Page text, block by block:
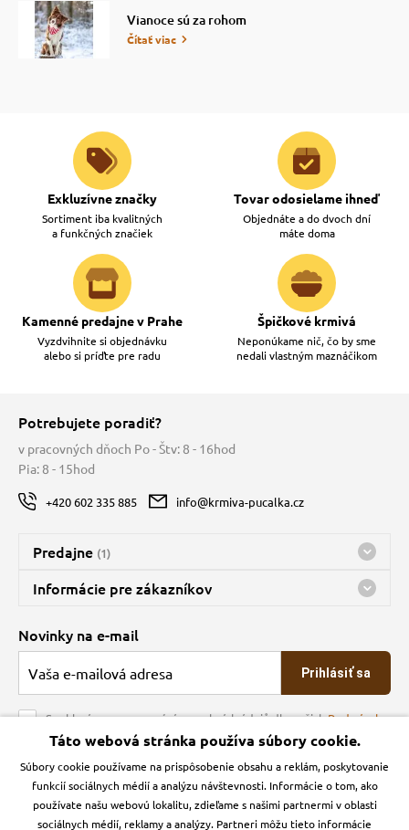
Vianoce sú za rohom
Čítať viac
Exkluzívne značky
Sortiment iba kvalitných
a funkčných značiek
Tovar odosielame ihneď
Objednáte a do dvoch dní
máte doma
Kamenné predajne v Prahe
Vyzdvihnite si objednávku
alebo si príďte pre radu
Špičkové krmivá
Neponúkame nič, čo by sme
nedali vlastným maznáčikom
Potrebujete poradiť?
v pracovných dňoch Po - Štv: 8 - 16hod
Pia: 8 - 15hod
+420 602 335 885 info@krmiva-pucalka.cz
Predajne (1)
Predajňa a sklad Kbely
Informácie pre zákazníkov
O spoločnosti
Veľkoobchod
Obchodné podmienky
Kontakt
Podmienky ochrany osobných údajov
Zásady používanie cookies a Google Analytics
Novinky na e-mail
Prihlásiť sa
Souhlasím se zpracováním osobních údajů dle našichPodmínek
ochrany osobních údajů
Krmiva Pučálka na sociálnych sieťach
Instagran Facebook
Táto webová stránka používa súbory cookie.
Súbory cookie používame na prispôsobenie obsahu a reklám, poskytovanie
funkcií sociálnych médií a analýzu návštevnosti. Informácie o tom, ako
používate našu webovú lokalitu, zdieľame s našimi partnermi v oblasti
sociálnych médií, reklamy a analýzy. Partneri môžu tieto informácie